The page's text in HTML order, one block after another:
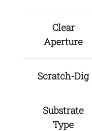
Clear
Aperture
Scratch-Dig
Substrate
Type